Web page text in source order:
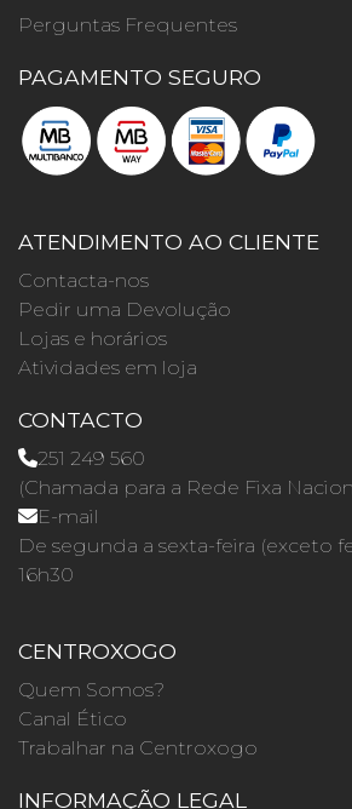
Perguntas Frequentes
PAGAMENTO SEGURO
ATENDIMENTO AO CLIENTE
Contacta-nos
Pedir uma Devolução
Lojas e horários
Atividades em loja
CONTACTO
251 249 560
(Chamada para a Rede Fixa
E-mail
De segunda a sexta-feira (exceto
16h30
CENTROXOGO
Quem Somos?
Canal Ético
Trabalhar na Centroxogo
INFORMAÇÃO LEGAL